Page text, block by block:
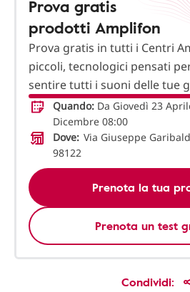
Prova gratis
prodotti Amplifon
Prova gratis in tutti i Centri
piccoli, tecnologici pensati
sentire tutti i suoni delle tue
Quando: Da Giovedì 23
Dicembre 08:00
Dove: Via Giuseppe
98122
Prenota la tua
Prenota un test
Condividi: